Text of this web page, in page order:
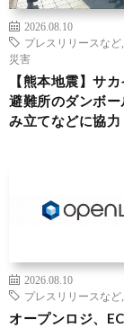
2026.08.10
プレスリリースなど
災害
【熊本地震】サ
避難所のダンボー
み立てなどに協力
2026.08.10
プレスリリースなど
オープンロジ、